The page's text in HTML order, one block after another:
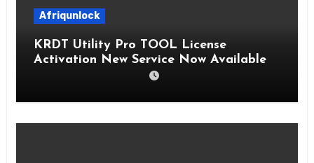
Afriqunlock
KRDT Utility Pro TOOL License
Activation New Service Now Available